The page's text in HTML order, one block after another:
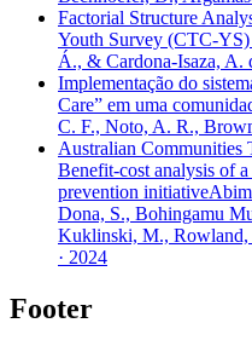
Factorial Structure
Youth Survey (CTC-
Á., & Cardona-Isaza, A.
Implementação do
Care” em uma
C. F., Noto, A. R.,
Australian Communities
Benefit-cost analysis of
prevention initiative
Dona, S., Bohingamu
Kuklinski, M., Rowland,
· 2024
Footer